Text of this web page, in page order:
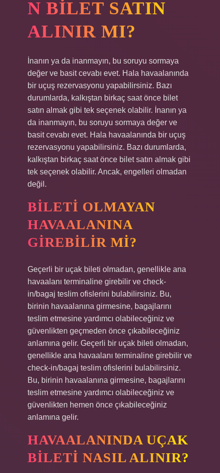
N BILET SATIN
ALINIR MI?
İnanın ya da inanmayın, bu soruyu sormaya
değer ve basit cevabı evet. Hala havaalanında
bir uçuş rezervasyonu yapabilirsiniz. Bazı
durumlarda, kalkıştan birkaç saat önce bilet
satın almak gibi tek seçenek olabilir. İnanın ya
da inanmayın, bu soruyu sormaya değer ve
basit cevabı evet. Hala havaalanında bir uçuş
rezervasyonu yapabilirsiniz. Bazı durumlarda,
kalkıştan birkaç saat önce bilet satın almak gibi
tek seçenek olabilir. Ancak, engelleri olmadan
değil.
BILETI OLMAYAN
HAVAALANINA
GIREBILIR MI?
Geçerli bir uçak bileti olmadan, genellikle ana
havaalanı terminaline girebilir ve check-
in/bagaj teslim ofislerini bulabilirsiniz. Bu,
birinin havaalanına girmesine, bagajlarını
teslim etmesine yardımcı olabileceğiniz ve
güvenlikten geçmeden önce çıkabileceğiniz
anlamına gelir. Geçerli bir uçak bileti olmadan,
genellikle ana havaalanı terminaline girebilir ve
check-in/bagaj teslim ofislerini bulabilirsiniz.
Bu, birinin havaalanına girmesine, bagajlarını
teslim etmesine yardımcı olabileceğiniz ve
güvenlikten hemen önce çıkabileceğiniz
anlamına gelir.
HAVAALANINDA UÇAK
BILETI NASIL ALINIR?